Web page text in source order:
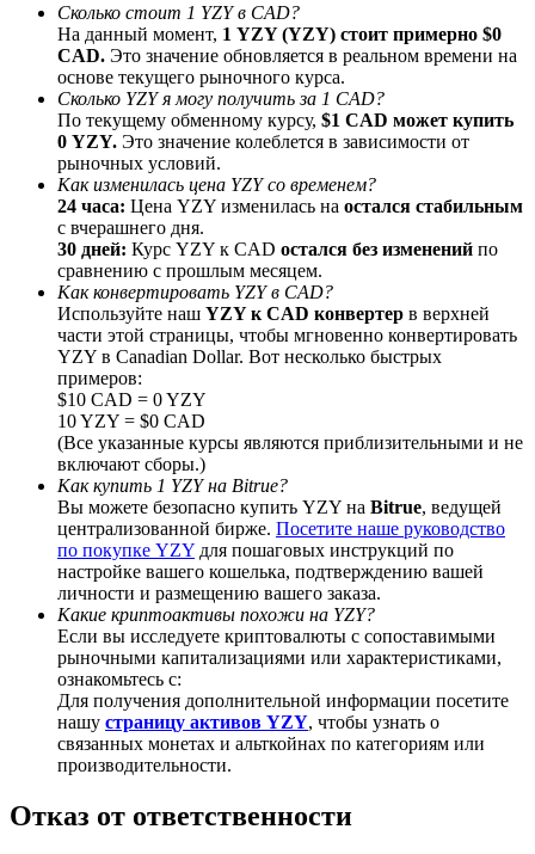
Реферал
Пригласите друга, чтобы получить денежные
вознаграждения
Deposit CASHCAT & Win
Deposit CASHCAT & Win
Share 500000 CASHCAT prize pool
Exclusive for BitMart Users
Сколько стоит 1 YZY в CAD?
На данный момент, 1 YZY (YZY) стоит примерно $0
CAD. Это значение обновляется в реальном времени на
основе текущего рыночного курса.
Сколько YZY я могу получить за 1 CAD?
По текущему обменному курсу, $1 CAD может купить
0 YZY. Это значение колеблется в зависимости от
рыночных условий.
Как изменилась цена YZY со временем?
24 часа: Цена YZY изменилась на остался стабильным
с вчерашнего дня.
30 дней: Курс YZY к CAD остался без изменений по
сравнению с прошлым месяцем.
Как конвертировать YZY в CAD?
Используйте наш YZY к CAD конвертер в верхней
части этой страницы, чтобы мгновенно конвертировать
YZY в Canadian Dollar. Вот несколько быстрых
примеров:
$10 CAD = 0 YZY
10 YZY = $0 CAD
(Все указанные курсы являются приблизительными и не
включают сборы.)
Как купить 1 YZY на Bitrue?
Вы можете безопасно купить YZY на Bitrue, ведущей
централизованной бирже. Посетите наше руководство
по покупке YZY для пошаговых инструкций по
настройке вашего кошелька, подтверждению вашей
личности и размещению вашего заказа.
Какие криптоактивы похожи на YZY?
Если вы исследуете криптовалюты с сопоставимыми
рыночными капитализациями или характеристиками,
ознакомьтесь с:
Для получения дополнительной информации посетите
нашу страницу активов YZY, чтобы узнать о
связанных монетах и альткойнах по категориям или
производительности.
Отказ от ответственности